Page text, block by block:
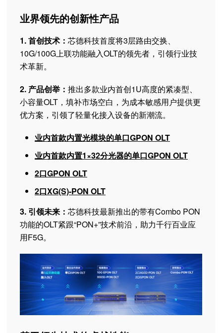
业界领先的创新性产品
1. 首创技术： 芯德科技首度将3层路由交换、
10G/100G上联功能融入OLT的领先者，引领行业技
术革新。
2. 产品创举： 推出多款业内首创1U高度的紧凑型、
小容量OLT，填补市场空白，为成本敏感用户提供更
优方案，引领了轻量化接入设备的新潮流。
业内首款内置光模块的单口GPON OLT
业内首款内置1×32分光器的单口GPON OLT
2口GPON OLT
2口XG(S)-PON OLT
3. 引领未来： 芯德科技最新推出的带有Combo PON
功能的OLT紧跟“PON+”技术前沿，助力千行百业应
用F5G。